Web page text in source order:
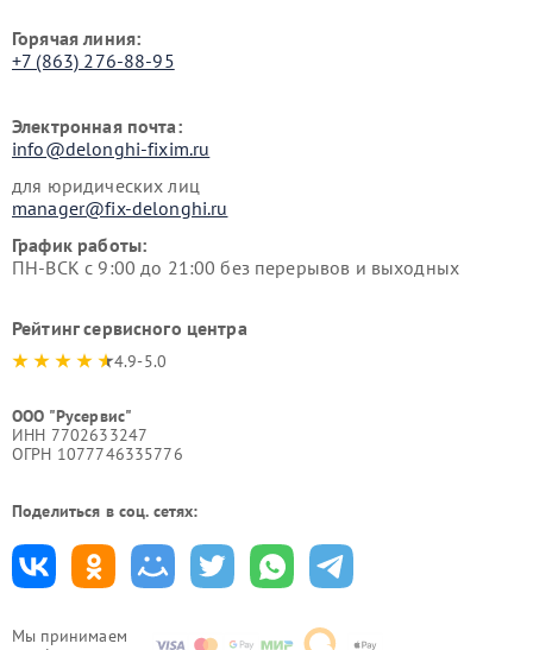
Мы принимаем
Горячая линия:
+7 (863) 276-88-95
Электронная почта:
info@delonghi-fixim.ru
для юридических лиц
manager@fix-delonghi.ru
График работы:
ПН-ВСК с 9:00 до 21:00 без перерывов и выходных
Рейтинг сервисного центра
4.9-5.0
ООО "Русервис"
ИНН 7702633247
ОГРН 1077746335776
Поделиться в соц. сетях: